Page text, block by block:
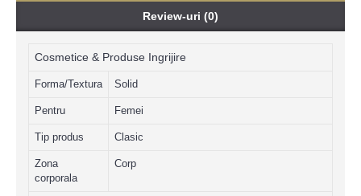
Review-uri (0)
Cosmetice & Produse Ingrijire
Forma/Textura Solid
Pentru Femei
Tip produs Clasic
Zona
corporala
Corp